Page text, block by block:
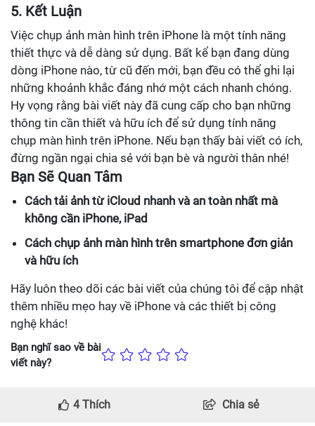
5. Kết Luận
Việc chụp ảnh màn hình trên iPhone là một tính năng
thiết thực và dễ dàng sử dụng. Bất kể bạn đang dùng
dòng iPhone nào, từ cũ đến mới, bạn đều có thể ghi lại
những khoảnh khắc đáng nhớ một cách nhanh chóng.
Hy vọng rằng bài viết này đã cung cấp cho bạn những
thông tin cần thiết và hữu ích để sử dụng tính năng
chụp màn hình trên iPhone. Nếu bạn thấy bài viết có ích,
đừng ngần ngại chia sẻ với bạn bè và người thân nhé!
Bạn Sẽ Quan Tâm
Cách tải ảnh từ iCloud nhanh và an toàn nhất mà
không cần iPhone, iPad
Cách chụp ảnh màn hình trên smartphone đơn giản
và hữu ích
Hãy luôn theo dõi các bài viết của chúng tôi để cập nhật
thêm nhiều mẹo hay về iPhone và các thiết bị công
nghệ khác!
Bạn nghĩ sao về bài
viết này?
4Thích Chia sẻ